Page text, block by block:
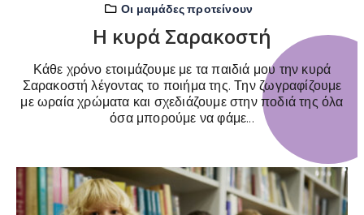
Οι μαμάδες προτείνουν
Η κυρά Σαρακοστή
Κάθε χρόνο ετοιμάζουμε με τα παιδιά μου την κυρά
Σαρακοστή λέγοντας το ποιήμα της. Την ζωγραφίζουμε
με ωραία χρώματα και σχεδιάζουμε στην ποδιά της όλα
όσα μπορούμε να φάμε...